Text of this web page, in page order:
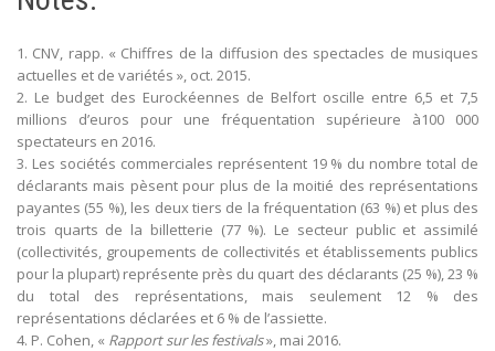
1. CNV, rapp. « Chiffres de la diffusion des spectacles de musiques
actuelles et de variétés », oct. 2015.
2. Le budget des Eurockéennes de Belfort oscille entre 6,5 et 7,5
millions d’euros pour une fréquentation supérieure à100 000
spectateurs en 2016.
3. Les sociétés commerciales représentent 19 % du nombre total de
déclarants mais pèsent pour plus de la moitié des représentations
payantes (55 %), les deux tiers de la fréquentation (63 %) et plus des
trois quarts de la billetterie (77 %). Le secteur public et assimilé
(collectivités, groupements de collectivités et établissements publics
pour la plupart) représente près du quart des déclarants (25 %), 23 %
du total des représentations, mais seulement 12 % des
représentations déclarées et 6 % de l’assiette.
4. P. Cohen, « Rapport sur les festivals», mai 2016.